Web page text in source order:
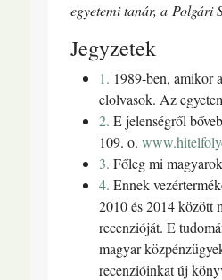
egyetemi tanár, a Polgári
Jegyzetek
1. 1989-ben, amikor
elolvasok. Az
2. E jelenségről
109. o.
3. Főleg mi
4. Ennek
2010 és 2014 között
recenzióját. E
magyar
recenzióinkat új